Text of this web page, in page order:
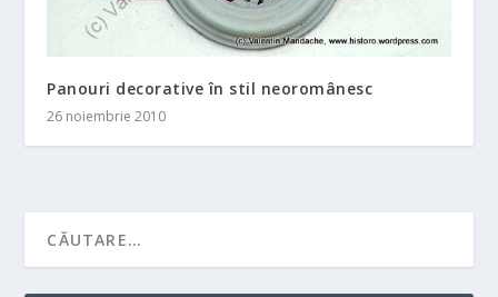
Panouri decorative în stil neoromânesc
26 noiembrie 2010